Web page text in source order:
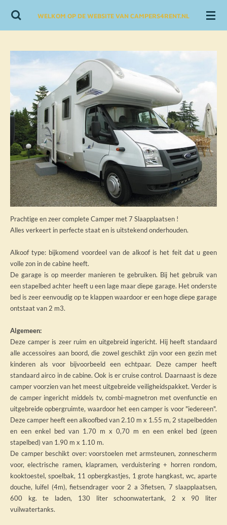
Skip
content
WELKOM OP DE WEBSITE VAN CAMPERS4RENT.NL
Prachtige en zeer complete Camper met 7 Slaapplaatsen !
Alles verkeert in perfecte staat en is uitstekend onderhouden.
Alkoof type: bijkomend voordeel van de alkoof is het feit dat u geen
volle zon in de cabine heeft.
De garage is op meerder manieren te gebruiken. Bij het gebruik van
een stapelbed achter heeft u een lage maar diepe garage. Het onderste
bed is zeer eenvoudig op te klappen waardoor er een hoge diepe garage
ontstaat van 2 m3.
Algemeen:
Deze camper is zeer ruim en uitgebreid ingericht. Hij heeft standaard
alle accessoires aan boord, die zowel geschikt zijn voor een gezin met
kinderen als voor bijvoorbeeld een echtpaar. Deze camper heeft
standaard airco in de cabine. Ook is er cruise control. Daarnaast is deze
camper voorzien van het meest uitgebreide veiligheidspakket. Verder is
de camper ingericht middels tv, combi-magnetron met ovenfunctie en
uitgebreide opbergruimte, waardoor het een camper is voor "iedereen".
Deze camper heeft een alkoofbed van 2.10 m x 1.55 m, 2 stapelbedden
en een enkel bed van 1.70 m x 0,70 m en een enkel bed (geen
stapelbed) van 1.90 m x 1.10 m.
De camper beschikt over: voorstoelen met armsteunen, zonnescherm
voor, electrische ramen, klapramen, verduistering + horren rondom,
kooktoestel, spoelbak, 11 opbergkastjes, 1 grote hangkast, wc, aparte
douche, luifel (4m), fietsendrager voor 2 a 3fietsen, 7 slaapplaatsen,
600 kg. te laden, 130 liter schoonwatertank, 2 x 90 liter
vuilwatertanks.